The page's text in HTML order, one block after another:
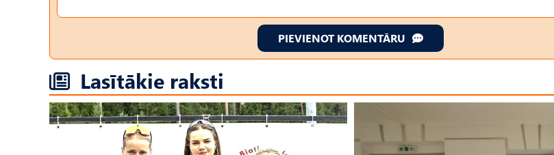
PIEVIENOT KOMENTĀRU
Lasītākie raksti